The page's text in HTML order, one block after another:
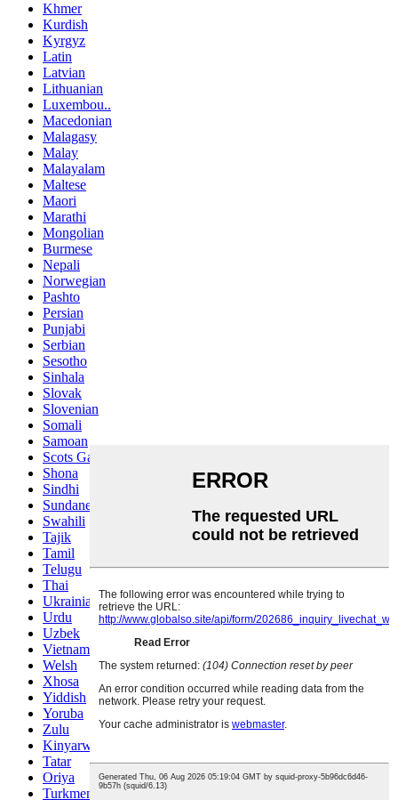
Khmer
Kurdish
Kyrgyz
Latin
Latvian
Lithuanian
Luxembou..
Macedonian
Malagasy
Malay
Malayalam
Maltese
Maori
Marathi
Mongolian
Burmese
Nepali
Norwegian
Pashto
Persian
Punjabi
Serbian
Sesotho
Sinhala
Slovak
Slovenian
Somali
Samoan
Scots Gaelic
Shona
Sindhi
Sundanese
Swahili
Tajik
Tamil
Telugu
Thai
Ukrainian
Urdu
Uzbek
Vietnamese
Welsh
Xhosa
Yiddish
Yoruba
Zulu
Kinyarwanda
Tatar
Oriya
Turkmen